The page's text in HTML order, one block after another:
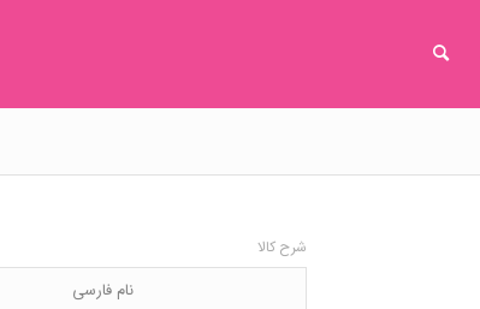
شرح کالا
نام فارسی